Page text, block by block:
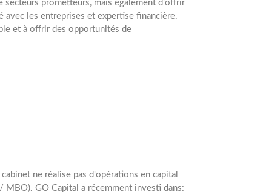
secteurs prometteurs, mais également d'offrir
les entreprises et expertise financière.
et à offrir des opportunités de
ne réalise pas d'opérations en capital
GO Capital a récemment investi dans: